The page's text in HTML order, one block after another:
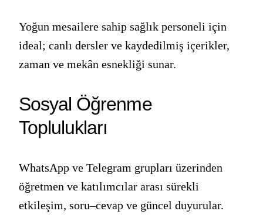
Yoğun mesailere sahip sağlık personeli için
ideal; canlı dersler ve kaydedilmiş içerikler,
zaman ve mekân esnekliği sunar.
Sosyal Öğrenme
Toplulukları
WhatsApp ve Telegram grupları üzerinden
öğretmen ve katılımcılar arası sürekli
etkileşim, soru–cevap ve güncel duyurular.